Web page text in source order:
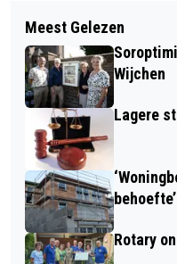
GESPONSORD |
BEHANDELEN
EFFECTIEF EN
ONTWERP
NOORD IS
Meest Gelezen
Wijchen
Lagere
behoefte’
Rotary